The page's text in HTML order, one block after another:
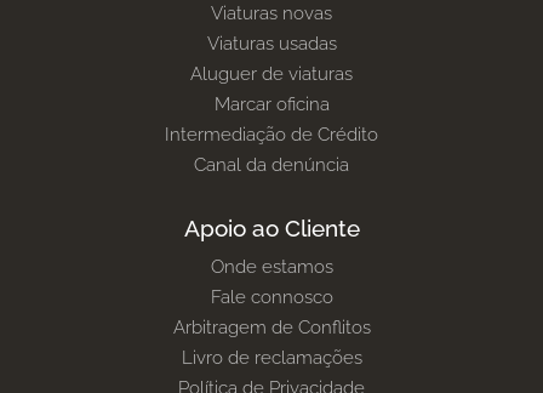
Viaturas novas
Viaturas usadas
Aluguer de viaturas
Marcar oficina
Intermediação de Crédito
Canal da denúncia
Apoio ao Cliente
Onde estamos
Fale connosco
Arbitragem de Conflitos
Livro de reclamações
Política de Privacidade